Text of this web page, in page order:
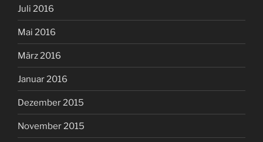
Juli 2016
Mai 2016
März 2016
Januar 2016
Dezember 2015
November 2015